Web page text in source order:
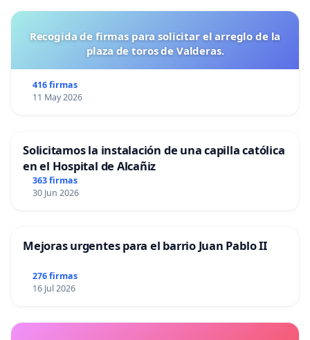
Recogida de firmas para solicitar el arreglo de la
plaza de toros de Valderas.
416 firmas
11 May 2026
Solicitamos la instalación de una capilla católica
en el Hospital de Alcañiz
363 firmas
30 Jun 2026
Mejoras urgentes para el barrio Juan Pablo II
276 firmas
16 Jul 2026